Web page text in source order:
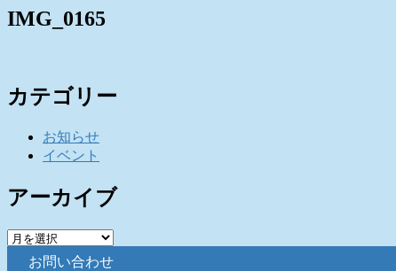
IMG_0165
カテゴリー
お知らせ
イベント
アーカイブ
ア
お問い合わせ